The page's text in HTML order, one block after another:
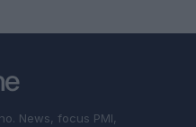
News, focus PMI,